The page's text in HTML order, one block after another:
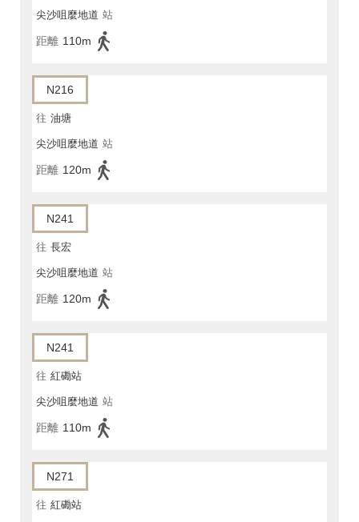
尖沙咀麼地道 站
距離 110m
N216
往 油塘
尖沙咀麼地道 站
距離 120m
N241
往 長宏
尖沙咀麼地道 站
距離 120m
N241
往 紅磡站
尖沙咀麼地道 站
距離 110m
N271
往 紅磡站